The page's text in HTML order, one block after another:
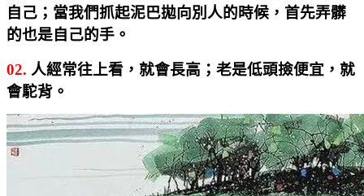
自己；當我們抓起泥巴拋向別人的時候，首先弄髒
的也是自己的手。
02. 人經常往上看，就會長高；老是低頭撿便宜，就
會駝背。